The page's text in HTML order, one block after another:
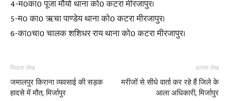
4-म0का0 पूजा मौर्या थाना को0 कटरा मीरजापुर।
5-म0 का0 ऋचा पाण्डेय थाना को0 कटरा मीरजापुर।
6-का0चा0 चालक शशिधर राय थाना को0 कटरा मीरजापुर।
पिछला लेख
जमालपुर किराना व्यवसाई की सड़क
हादसे में मौत, मिर्जापुर
अगला लेख
मरीजों से सीधे वार्ता कर रहे हैं जिले के
आला अधिकारी, मिर्जापुर